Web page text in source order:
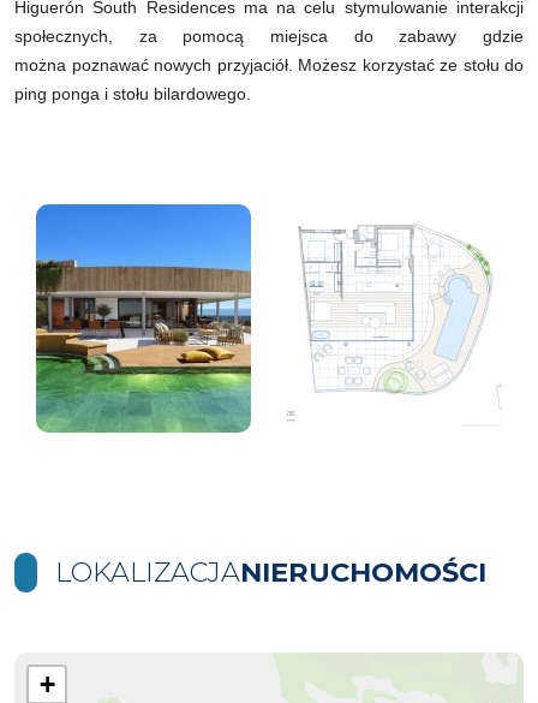
Higuerón South Residences ma na celu stymulowanie interakcji
społecznych, za pomocą miejsca do zabawy gdzie
można poznawać nowych przyjaciół. Możesz korzystać ze stołu do
ping ponga i stołu bilardowego.
LOKALIZACJANIERUCHOMOŚCI
+